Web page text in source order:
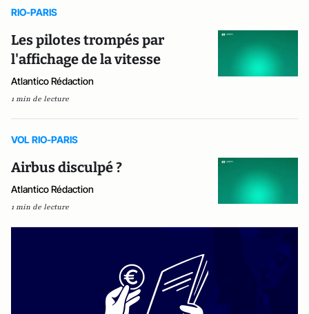
RIO-PARIS
Les pilotes trompés par
l'affichage de la vitesse
Atlantico Rédaction
1 min de lecture
VOL RIO-PARIS
Airbus disculpé ?
Atlantico Rédaction
1 min de lecture